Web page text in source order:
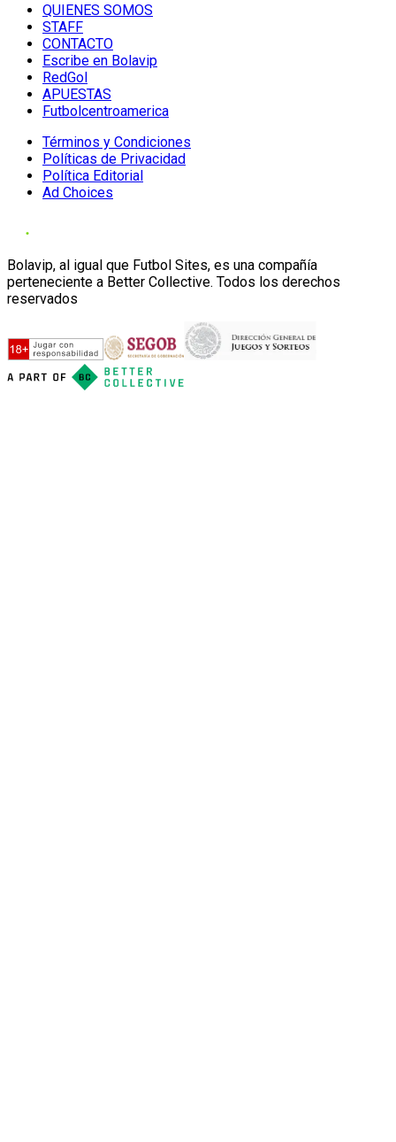
QUIENES SOMOS
STAFF
CONTACTO
Escribe en Bolavip
RedGol
APUESTAS
Futbolcentroamerica
Términos y Condiciones
Políticas de Privacidad
Política Editorial
Ad Choices
Bolavip, al igual que Futbol Sites, es una compañía
perteneciente a Better Collective. Todos los derechos
reservados